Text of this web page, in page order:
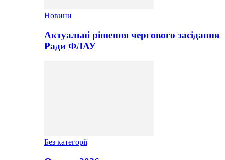
Новини
Актуальні рішення чергового засідання
Ради ФЛАУ
Без категорії